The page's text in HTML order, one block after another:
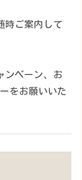
時ご案内して
ンペーン、お
をお願いいた